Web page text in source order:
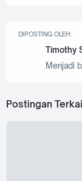
DIPOSTING OLEH:
Timothy
Menjadi
Postingan